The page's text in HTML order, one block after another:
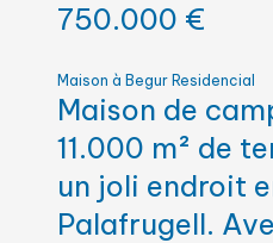
750.000 €
Maison à Begur Residencial
Maison de
11.000 m² de
un joli endroit
Palafrugell.